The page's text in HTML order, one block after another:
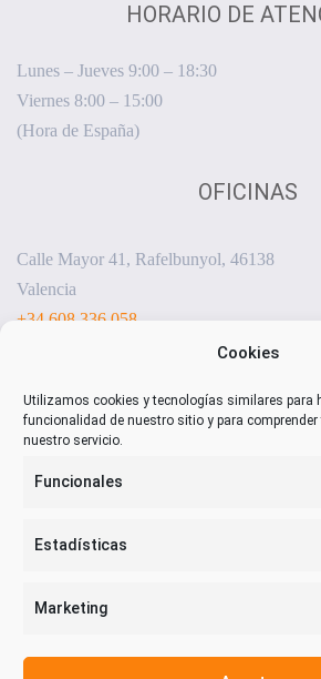
Cookies
Utilizamos cookies y tecnologías similares para
funcionalidad de nuestro sitio y para
nuestro servicio.
Funcionales
Estadísticas
Marketing
HORARIO DE
Lunes – Jueves 9:00 – 18:30
Viernes 8:00 – 15:00
(Hora de España)
OFICINAS
Calle Mayor 41, Rafelbunyol, 46138
Valencia
+34 608 336 058
sensorizacion@visualnacert.com